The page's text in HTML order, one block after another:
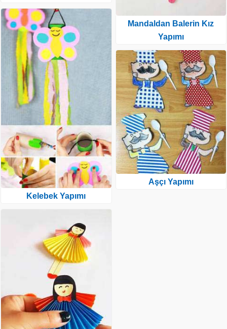
Kelebek Yapımı
Mandaldan Balerin Kız
Yapımı
Aşçı Yapımı